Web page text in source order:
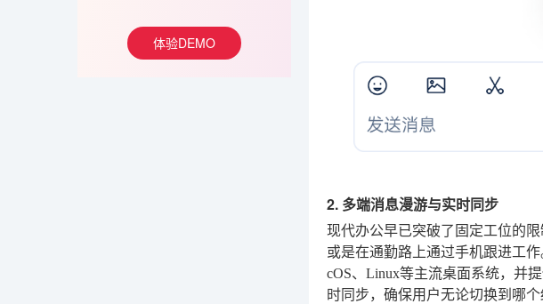
体验DEMO
2. 多端消息漫游与实时同步
现代办公早已突破了固定工位的
或是在通勤路上通过手机跟进工
cOS、Linux等主流桌面系统，并
时同步，确保用户无论切换到哪